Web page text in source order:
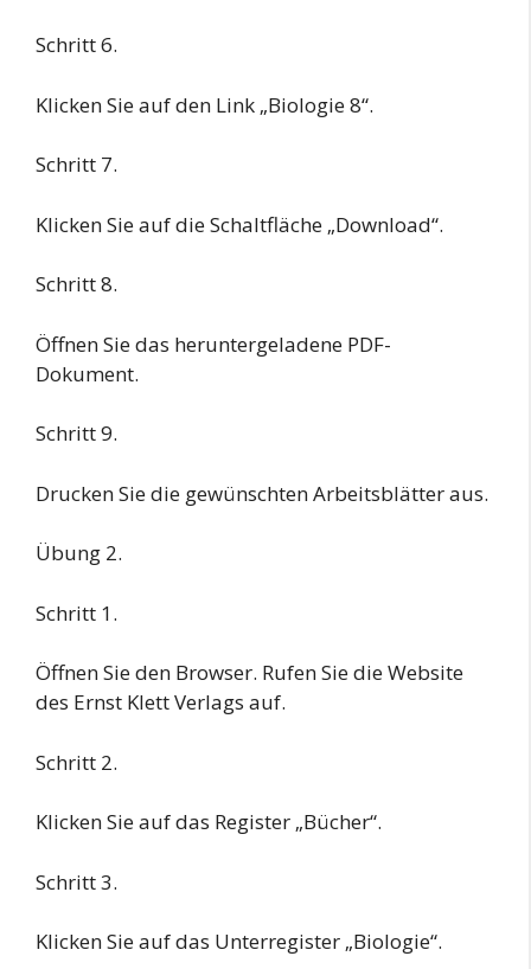
Schritt 6.
Klicken Sie auf den Link „Biologie 8“.
Schritt 7.
Klicken Sie auf die Schaltfläche „Download“.
Schritt 8.
Öffnen Sie das heruntergeladene PDF-
Dokument.
Schritt 9.
Drucken Sie die gewünschten Arbeitsblätter aus.
Übung 2.
Schritt 1.
Öffnen Sie den Browser. Rufen Sie die Website
des Ernst Klett Verlags auf.
Schritt 2.
Klicken Sie auf das Register „Bücher“.
Schritt 3.
Klicken Sie auf das Unterregister „Biologie“.